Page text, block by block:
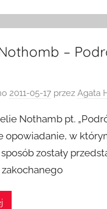
–
2011-05-17 przez Agata
Nothamb pt.
opowiadanie, w
zostały